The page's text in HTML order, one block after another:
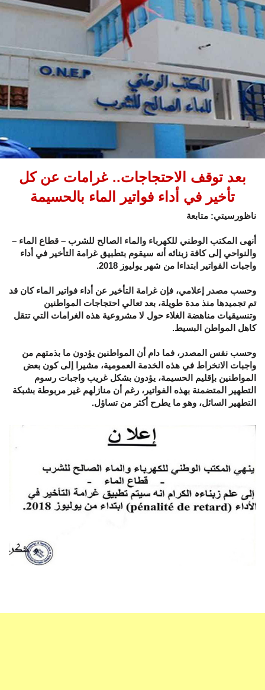
بعد توقف الاحتجاجات.. غرامات عن كل
تأخير في أداء فواتير الماء بالحسيمة
ناظورسيتي: متابعة
أنهى المكتب الوطني للكهرباء والماء الصالح للشرب – قطاع الماء –
والنواحي إلى كافة زبنائه أنه سيقوم بتطبيق غرامة التأخير في أداء
واجبات الفواتير ابتداءا من شهر يوليوز 2018.
وحسب مصدر إعلامي، فإن غرامة التأخير عن أداء فواتير الماء كان قد
تم تجميدها منذ مدة طويلة، بعد تعالي احتجاجات المواطنين
وتنسيقيات مناهضة الغلاء حول لا مشروعية هذه الغرامات التي تتقل
كاهل المواطن البسيط.
وحسب نفس المصدر، فما دام أن المواطنين يؤدون ما بذمتهم من
واجبات الانخراط في هذه الخدمة العمومية، مشيرا إلى كون بعض
المواطنين بإقليم الحسيمة، يؤدون بشكل غريب واجبات رسوم
التطهير المتضمنة بهذه الفواتير، رغم أن منازلهم غير مربوطة بشبكة
التطهير السائل، وهو ما يطرح أكثر من تساؤل.